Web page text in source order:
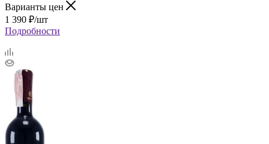
Варианты цен
1 390 ₽/шт
Подробности